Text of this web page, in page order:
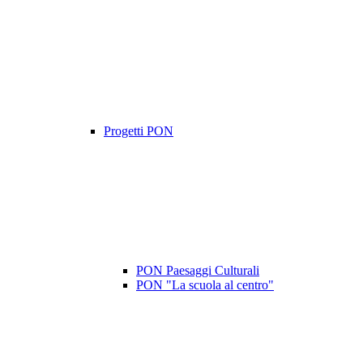
Progetti PON
PON Paesaggi Culturali
PON "La scuola al centro"